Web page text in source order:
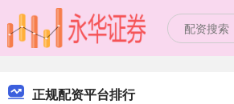
正规配资平台排行